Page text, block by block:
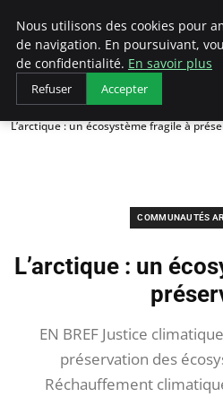
Accueil
Communautés Arctiques
L’arctique : un écosystème fragile à
COMMUNAUTÉS
L’arctique : un
EN BREF Justice
préservation des
Réchauffement
Nous utilisons des cookies pour
de navigation. En poursuivant,
de confidentialité. En savoir plus
Refuser Accepter